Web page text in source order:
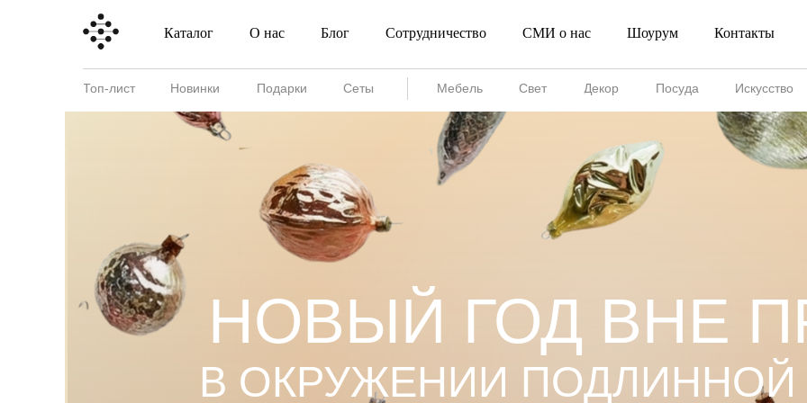
Каталог О нас Блог Сотрудничество СМИ о нас Шоурум Контакты
Каталог О нас Блог СМИ о нас
Сотрудничество Шоурум
Новинки Подарки
Топ-лист Искусство
Посуда
Декор
Свет
Мебель
Сеты
В ОКРУЖЕНИИ ПОДЛИННОЙ
НОВЫЙ ГОД ВНЕ